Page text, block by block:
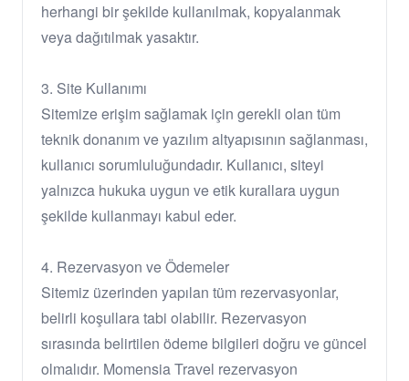
herhangi bir şekilde kullanılmak, kopyalanmak
veya dağıtılmak yasaktır.
3. Site Kullanımı
Sitemize erişim sağlamak için gerekli olan tüm
teknik donanım ve yazılım altyapısının sağlanması,
kullanıcı sorumluluğundadır. Kullanıcı, siteyi
yalnızca hukuka uygun ve etik kurallara uygun
şekilde kullanmayı kabul eder.
4. Rezervasyon ve Ödemeler
Sitemiz üzerinden yapılan tüm rezervasyonlar,
belirli koşullara tabi olabilir. Rezervasyon
sırasında belirtilen ödeme bilgileri doğru ve güncel
olmalıdır. Momensia Travel rezervasyon